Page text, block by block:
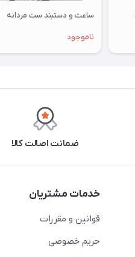
ساعت و دستبند ست مردانه
ناموجود
ضمانت اصالت کالا
خدمات مشتریان
قوانین و مقررات
حریم خصوصی